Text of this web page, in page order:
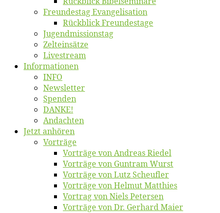
Freun­des­tag Evangelisation
Rück­blick Freundestage
Jugend­mis­sions­tag
Zelt­ein­sät­ze
Live­stream
Informatio­nen
INFO
News­let­ter
Spen­den
DANKE!
An­dach­ten
Jetzt an­hö­ren
Vor­trä­ge
Vor­trä­ge von An­dre­as Riedel
Vor­trä­ge von Gun­tram Wurst
Vor­trä­ge von Lutz Scheufler
Vor­trä­ge von Hel­mut Matthies
Vor­trag von Niels Petersen
Vor­trä­ge von Dr. Ger­hard Maier